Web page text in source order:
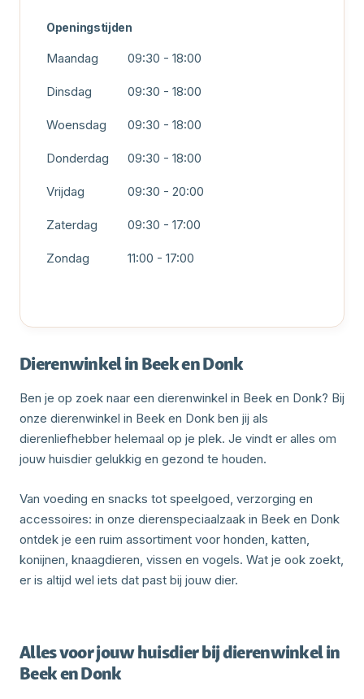
Openingstijden
Maandag 09:30 - 18:00
Dinsdag 09:30 - 18:00
Woensdag 09:30 - 18:00
Donderdag 09:30 - 18:00
Vrijdag 09:30 - 20:00
Zaterdag 09:30 - 17:00
Zondag 11:00 - 17:00
Dierenwinkel in Beek en Donk
Ben je op zoek naar een dierenwinkel in Beek en Donk? Bij
onze dierenwinkel in Beek en Donk ben jij als
dierenliefhebber helemaal op je plek. Je vindt er alles om
jouw huisdier gelukkig en gezond te houden.
Van voeding en snacks tot speelgoed, verzorging en
accessoires: in onze dierenspeciaalzaak in Beek en Donk
ontdek je een ruim assortiment voor honden, katten,
konijnen, knaagdieren, vissen en vogels. Wat je ook zoekt,
er is altijd wel iets dat past bij jouw dier.
Alles voor jouw huisdier bij dierenwinkel in
Beek en Donk